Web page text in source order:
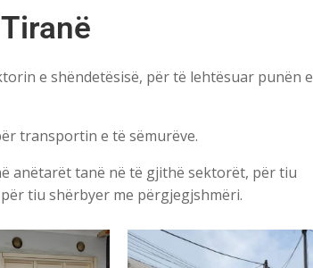
e shëndetësisë, për të lehtësuar punën e
transportin e të sëmurëve.
anëtarët tanë në të gjithë sektorët, për tiu
tiu shërbyer me përgjegjshmëri.